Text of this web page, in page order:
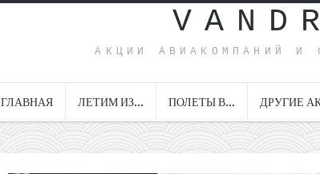
АКЦИИ АВИАКОМПАНИЙ И
ГЛАВНАЯ ЛЕТИМ ИЗ… ПОЛЕТЫ В… ДРУГИЕ